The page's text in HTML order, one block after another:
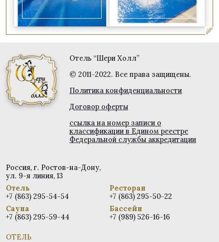
Отель “Шери Холл”
© 2011-2022. Все права защищены.
Политика конфиденциальности
Договор оферты
ссылка на номер записи о
классификации в Едином реестре
Федеральной службы аккредитации
Россия, г. Ростов-на-Дону,
ул. 9-я линия, 13
Отель
+7 (863) 295-54-54
Ресторан
+7 (863) 295-50-22
Сауна
+7 (863) 295-59-44
Бассейн
+7 (989) 526-16-16
ОТЕЛЬ